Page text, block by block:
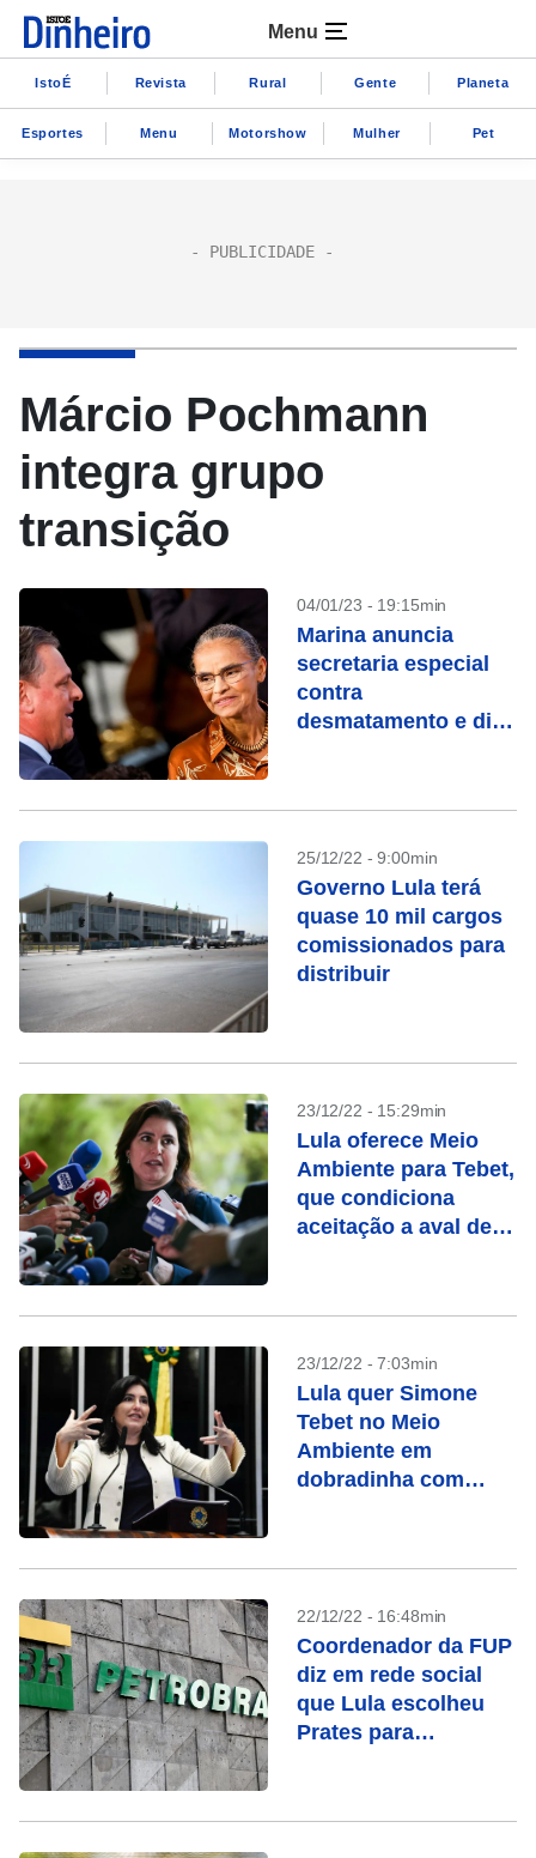
Menu
IstoÉ Revista Rural Gente Planeta
Esportes Menu Motorshow Mulher Pet
Márcio Pochmann
integra grupo
transição
04/01/23 - 19:15min
Marina anuncia
secretaria especial
contra
desmatamento e diz
Brasil
25/12/22 - 9:00min
Governo Lula terá
quase 10 mil cargos
comissionados para
distribuir
23/12/22 - 15:29min
Lula oferece Meio
Ambiente para Tebet,
que condiciona
aceitação a aval de
23/12/22 - 7:03min
Lula quer Simone
Tebet no Meio
Ambiente em
dobradinha com
22/12/22 - 16:48min
Coordenador da FUP
diz em rede social
que Lula escolheu
Prates para